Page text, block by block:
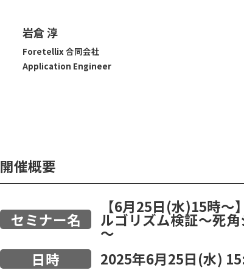
岩倉 淳
Foretellix 合同会社
Application Engineer
開催概要
セミナー名
【6月25日(水)15時
ルゴリズム検証～死
～
日時
2025年6月25日(水)